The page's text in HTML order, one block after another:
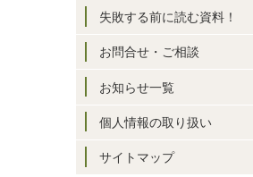
失敗する前に読む資料！
お問合せ・ご相談
お知らせ一覧
個人情報の取り扱い
サイトマップ